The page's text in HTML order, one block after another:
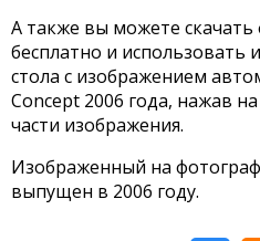
А также вы можете
бесплатно и использовать
стола с изображением
Concept 2006 года, нажав
части изображения.
Изображенный на
выпущен в 2006 году.